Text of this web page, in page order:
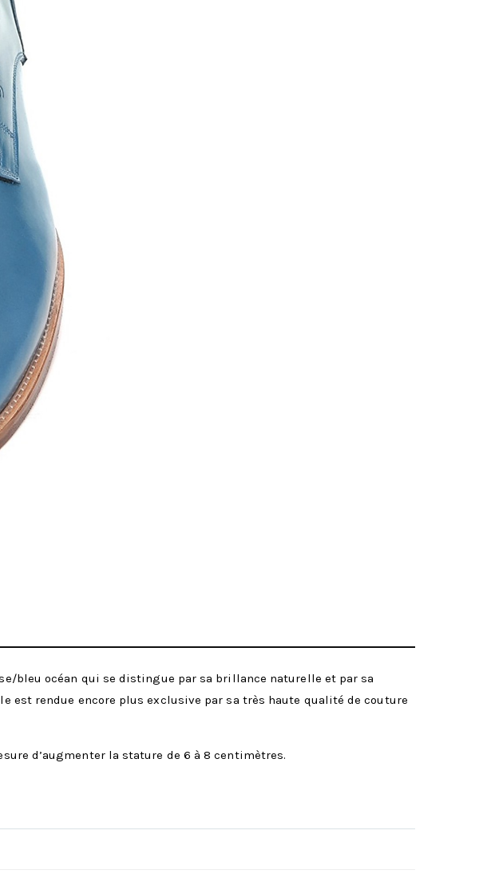
bleu océan qui se distingue par sa brillance naturelle et par sa
est rendue encore plus exclusive par sa très haute qualité de couture
d’augmenter la stature de 6 à 8 centimètres.